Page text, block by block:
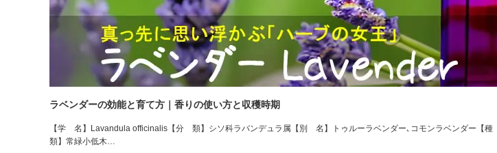
ラベンダーの効能と育て方｜香りの使い方と収穫時期
【学 名】Lavandula officinalis【分 類】シソ科ラバンデュラ属【別 名】トゥルーラベンダー､コモンラベンダー【種
類】常緑小低木…